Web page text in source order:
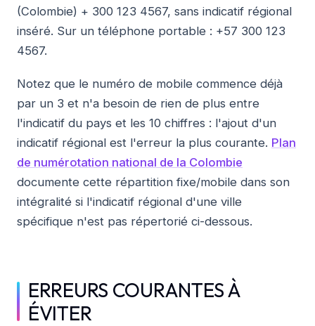
(Colombie) + 300 123 4567, sans indicatif régional
inséré. Sur un téléphone portable : +57 300 123
4567.
Notez que le numéro de mobile commence déjà
par un 3 et n'a besoin de rien de plus entre
l'indicatif du pays et les 10 chiffres : l'ajout d'un
indicatif régional est l'erreur la plus courante. Plan
de numérotation national de la Colombie
documente cette répartition fixe/mobile dans son
intégralité si l'indicatif régional d'une ville
spécifique n'est pas répertorié ci-dessous.
ERREURS COURANTES À
ÉVITER